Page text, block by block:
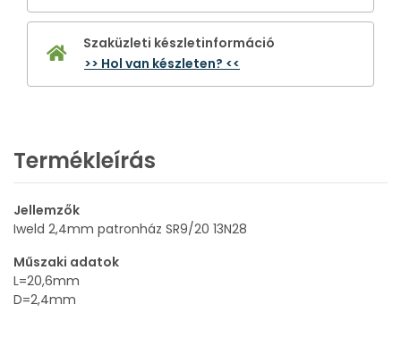
Szaküzleti készletinformáció
>> Hol van készleten? <<
Termékleírás
Jellemzők
Iweld 2,4mm patronház SR9/20 13N28
Műszaki adatok
L=20,6mm
D=2,4mm